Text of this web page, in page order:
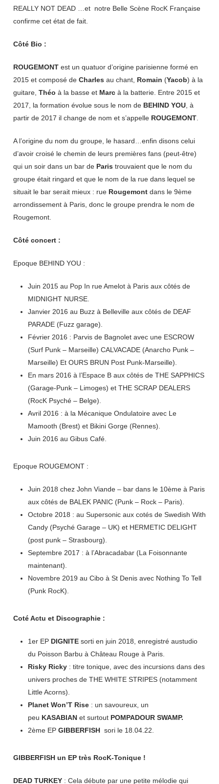
REALLY NOT DEAD …et notre Belle Scène RocK Française
confirme cet état de fait.
Côté Bio :
ROUGEMONTest un quatuor d’origine parisienne formé en
2015 et composé de Charles au chant, Romain (Yacob) à la
guitare, Théo à la basse et Marc à la batterie. Entre 2015 et
2017, la formation évolue sous le nom de BEHIND YOU, à
partir de 2017 il change de nom et s’appelle ROUGEMONT.
A l’origine du nom du groupe, le hasard…enfin disons celui
d’avoir croisé le chemin de leurs premières fans (peut-être)
qui un soir dans un bar de Paris trouvaient que le nom du
groupe était ringard et que le nom de la rue dans lequel se
situait le bar serait mieux : rue Rougemontdans le 9ème
arrondissement à Paris, donc le groupe prendra le nom de
Rougemont.
Côté concert :
Epoque BEHIND YOU :
Juin 2015 au Pop In rue Amelot à Paris aux côtés de
MIDNIGHT NURSE.
Janvier 2016 au Buzz à Belleville aux côtés de DEAF
PARADE (Fuzz garage).
Février 2016 : Parvis de Bagnolet avec une ESCROW
(Surf Punk – Marseille) CALVACADE (Anarcho Punk –
Marseille) Et OURS BRUN Post Punk-Marseille).
En mars 2016 à l’Espace B aux côtés de THE SAPPHICS
(Garage-Punk – Limoges) et THE SCRAP DEALERS
(RocK Psyché – Belge).
Avril 2016 : à la Mécanique Ondulatoire avec Le
Mamooth (Brest) et Bikini Gorge (Rennes).
Juin 2016 au Gibus Café.
Epoque ROUGEMONT :
Juin 2018 chez John Viande – bar dans le 10ème à Paris
aux côtés de BALEK PANIC (Punk – Rock – Paris).
Octobre 2018 : au Supersonic aux cotés de Swedish With
Candy (Psyché Garage – UK) et HERMETIC DELIGHT
(post punk – Strasbourg).
Septembre 2017 : à l’Abracadabar (La Foisonnante
maintenant).
Novembre 2019 au Cibo à St Denis avec Nothing To Tell
(Punk RocK).
Coté Actu et Discographie :
1er EP DIGNITEsorti en juin 2018, enregistré austudio
du Poisson Barbu à Château Rouge à Paris.
Risky Ricky: titre tonique, avec des incursions dans des
univers proches de THE WHITE STRIPES (notamment
Little Acorns).
Planet Won’T Rise: un savoureux, un
peu KASABIANet surtout POMPADOUR SWAMP.
2ème EP GIBBERFISHsori le 18.04.22.
GIBBERFISH un EP très RocK-Tonique !
DEAD TURKEY: Cela débute par une petite mélodie qui